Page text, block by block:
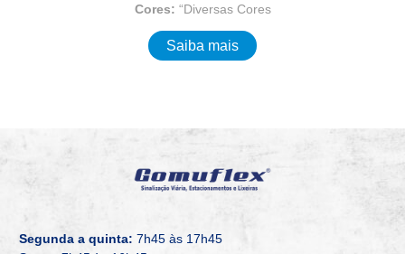
Cores: “Diversas Cores
Saiba mais
Segunda a quinta: 7h45 às 17h45